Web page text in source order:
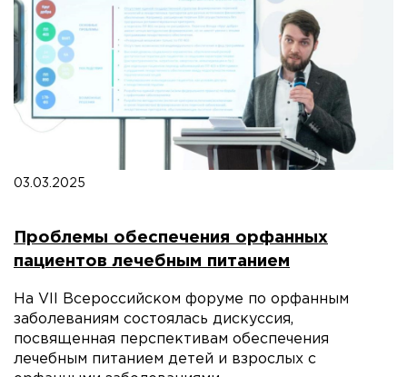
03.03.2025
Проблемы обеспечения орфанных
пациентов лечебным питанием
На VII Всероссийском форуме по орфанным
заболеваниям состоялась дискуссия,
посвященная перспективам обеспечения
лечебным питанием детей и взрослых с